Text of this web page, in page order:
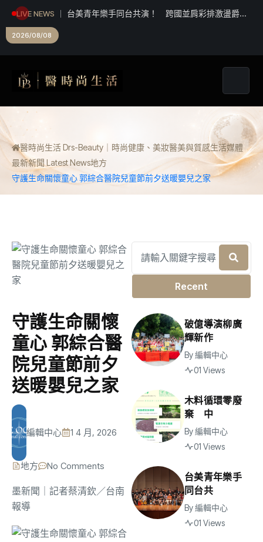
LIVE NEWS
台美青年樂手同台共演！ 跨國並肩彩排激盪爵士
2026/08/08
醫時尚生活 Drs-Beauty｜時尚健康、美妝醫美與質感生活媒體
最新新聞 Latest News地方
守護生命關懷童心 郭綜合醫院兒童節前夕送暖嬰兒之家
守護生命關懷
童心 郭綜合醫
院兒童節前夕
送暖嬰兒之家
編輯中心 1 4 月, 2026
地方 No Comments
墨新聞 ｜記者蔡清欽／台南
報導
Recent
破億導演柳廣
輝新作
By編輯中心
01 Views
木料循環零廢
棄 中
By編輯中心
01 Views
台美青年樂手
同台共
By編輯中心
01 Views